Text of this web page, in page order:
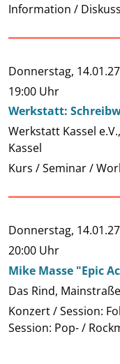
Information /
Donnerstag, 14.01.27
19:00 Uhr
Werkstatt:
Werkstatt Kassel
Kassel
Kurs / Seminar /
Donnerstag, 14.01.27
20:00 Uhr
Mike Masse "Epic
Das Rind,
Konzert / Session:
Session: Pop- /